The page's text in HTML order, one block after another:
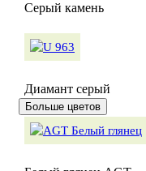
Серый камень
Диамант серый
Больше цветов